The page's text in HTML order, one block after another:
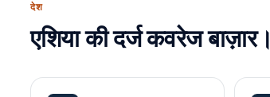
देश
एशिया की दर्ज कवरेज बाज़ार।